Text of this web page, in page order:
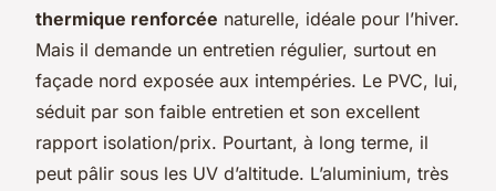
thermique renforcée naturelle, idéale pour l’hiver.
Mais il demande un entretien régulier, surtout en
façade nord exposée aux intempéries. Le PVC, lui,
séduit par son faible entretien et son excellent
rapport isolation/prix. Pourtant, à long terme, il
peut pâlir sous les UV d’altitude. L’aluminium, très